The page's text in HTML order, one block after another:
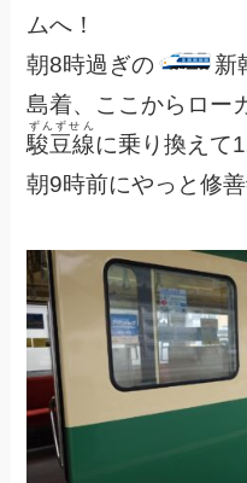
ムへ！
朝8時過ぎの
新
島着、ここからロー
駿豆線
ずんずせん
に乗り換えて
朝9時前にやっと修善